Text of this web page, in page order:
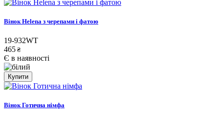
Вінок Helena з черепами і фатою
19-932WT
465 ₴
Є в наявності
Купити
Вінок Готична німфа